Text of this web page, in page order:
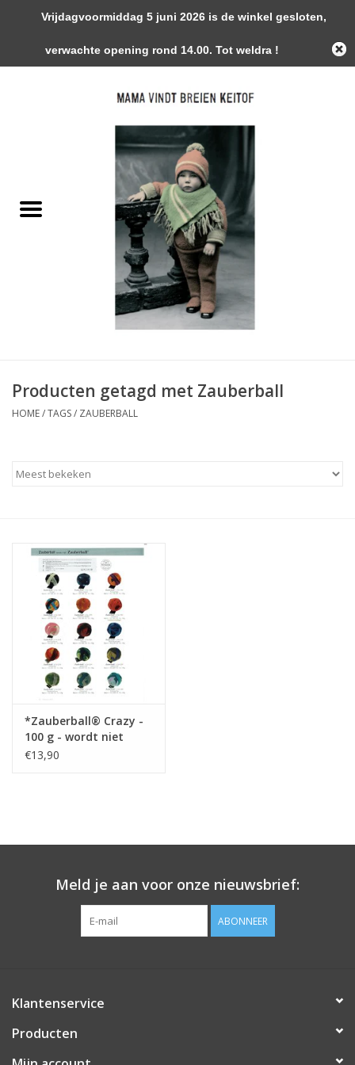
0 Artikelen - €0,00
Handwerk Toebehoren
Magazines / Patronen / Boeken
Producten getagd met Zauberball
HOME/TAGS/ ZAUBERBALL
*Zauberball® Crazy -
100 g - wordt niet
meer besteld !
€13,90
Meld je aan voor onze nieuwsbrief:
ABONNEER
Klantenservice
Producten
Vrijdagvoormiddag 5 juni 2026 is de winkel gesloten,
verwachte opening rond 14.00. Tot weldra !